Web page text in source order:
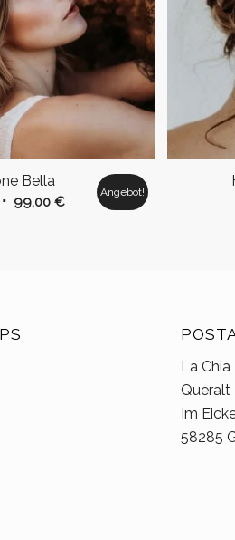
Bella
Ursprünglicher
99,00 €AktuellerAngebot!
La Chia
Queralt
Im
58285